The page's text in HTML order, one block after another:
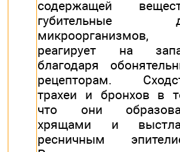
содержащей
губительные
микроорганизмов,
реагирует на
благодаря
рецепторам.
трахеи и бронхов в
что они
хрящами и
ресничным